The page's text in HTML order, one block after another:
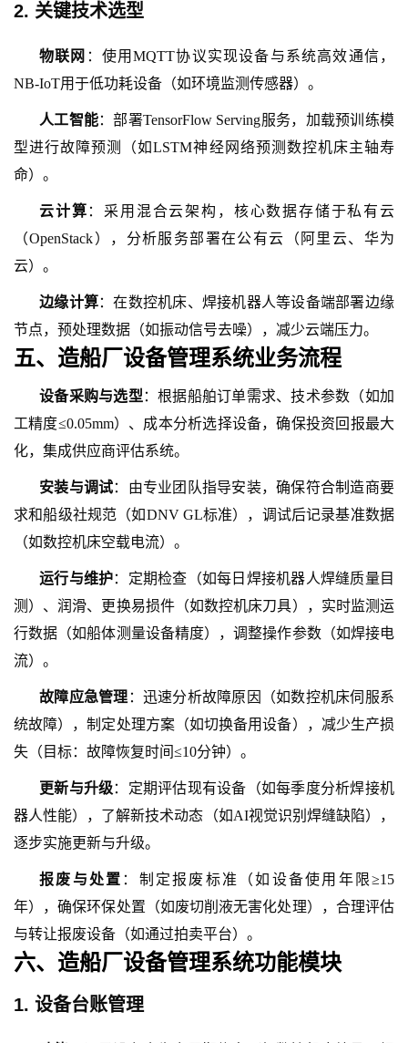
2. 关键技术选型
物联网 ：使用MQTT协议实现设备与系统高效通信，
NB-IoT用于低功耗设备（如环境监测传感器）。
人工智能：部署TensorFlow Serving服务，加载预训练模
型进行故障预测（如LSTM神经网络预测数控机床主轴寿
命）。
云计算 ：采用混合云架构，核心数据存储于私有云
（OpenStack），分析服务部署在公有云（阿里云、华为
云）。
边缘计算：在数控机床、焊接机器人等设备端部署边缘
节点，预处理数据（如振动信号去噪），减少云端压力。
五、造船厂设备管理系统业务流程
设备采购与选型 ：根据船舶订单需求、技术参数（如加
工精度≤0.05mm）、成本分析选择设备，确保投资回报最大
化，集成供应商评估系统。
安装与调试：由专业团队指导安装，确保符合制造商要
求和船级社规范（如DNV GL标准），调试后记录基准数据
（如数控机床空载电流）。
运行与维护：定期检查（如每日焊接机器人焊缝质量目
测）、润滑、更换易损件（如数控机床刀具），实时监测运
行数据（如船体测量设备精度），调整操作参数（如焊接电
流）。
故障应急管理 ：迅速分析故障原因（如数控机床伺服系
统故障），制定处理方案（如切换备用设备），减少生产损
失（目标：故障恢复时间≤10分钟）。
更新与升级：定期评估现有设备（如每季度分析焊接机
器人性能），了解新技术动态（如AI视觉识别焊缝缺陷），
逐步实施更新与升级。
报废与处置 ：制定报废标准（如设备使用年限≥15
年），确保环保处置（如废切削液无害化处理），合理评估
与转让报废设备（如通过拍卖平台）。
六、造船厂设备管理系统功能模块
1. 设备台账管理